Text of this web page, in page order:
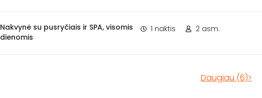
Nakvynė su pusryčiais ir SPA, visomis
dienomis
1 naktis 2 asm.
Daugiau (6)>